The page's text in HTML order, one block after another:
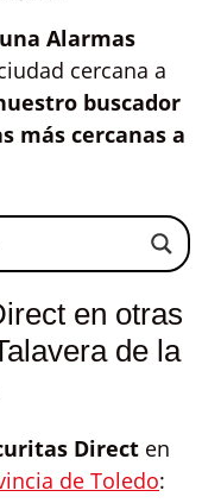
una Alarmas
cercana a
buscador
más cercanas a
en otras
de la
Directen
de Toledo: